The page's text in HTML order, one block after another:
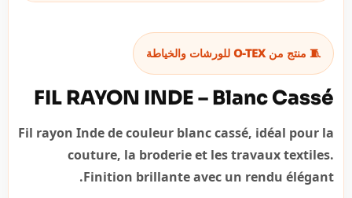
🧵 منتج من O-TEX للورشات والخياطة
FIL RAYON INDE – Blanc Cassé
Fil rayon Inde de couleur blanc cassé, idéal pour la
couture, la broderie et les travaux textiles.
Finition brillante avec un rendu élégant.